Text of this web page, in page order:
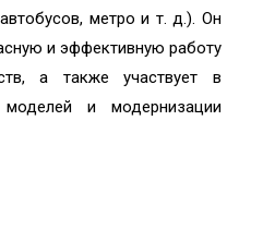
метро и т. д.). Он
и эффективную работу
а также участвует в
и модернизации